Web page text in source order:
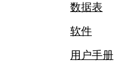
数据表
软件
用户手册